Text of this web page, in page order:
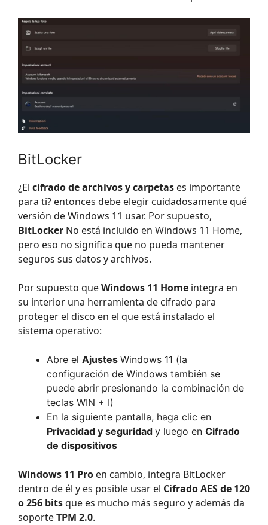
BitLocker
¿El cifrado de archivos y carpetas es importante
para ti? entonces debe elegir cuidadosamente qué
versión de Windows 11 usar. Por supuesto,
BitLocker No está incluido en Windows 11 Home,
pero eso no significa que no pueda mantener
seguros sus datos y archivos.
Por supuesto queWindows 11 Home integra en
su interior una herramienta de cifrado para
proteger el disco en el que está instalado el
sistema operativo:
Abre el Ajustes Windows 11 (la
configuración de Windows también se
puede abrir presionando la combinación de
teclas WIN + I)
En la siguiente pantalla, haga clic en
Privacidad y seguridad y luego en Cifrado
de dispositivos
Windows 11 Pro en cambio, integra BitLocker
dentro de él y es posible usar el Cifrado AES de 120
o 256 bitsque es mucho más seguro y además da
soporteTPM 2.0.